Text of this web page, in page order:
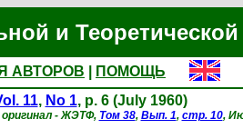
и
АВТОРОВ
ПОМОЩЬ
11, No 1, p. 6 (July 1960)
оригинал - ЖЭТФ, Том 38, Вып. 1, стр. 10,